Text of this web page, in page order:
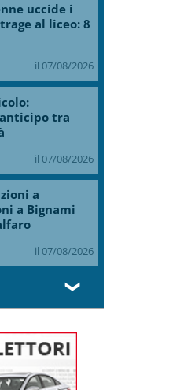
uccide i
al liceo: 8
il 07/08/2026
tra
il 07/08/2026
a
a Bignami
il 07/08/2026
❯